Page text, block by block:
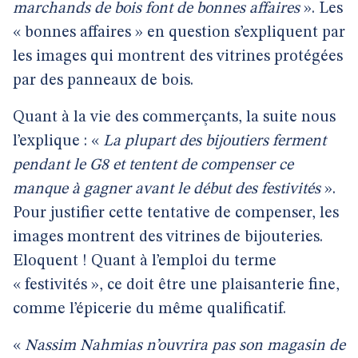
marchands de bois font de bonnes affaires». Les
« bonnes affaires » en question s’expliquent par
les images qui montrent des vitrines protégées
par des panneaux de bois.
Quant à la vie des commerçants, la suite nous
l’explique : « La plupart des bijoutiers ferment
pendant le G8 et tentent de compenser ce
manque à gagner avant le début des festivités».
Pour justifier cette tentative de compenser, les
images montrent des vitrines de bijouteries.
Eloquent ! Quant à l’emploi du terme
« festivités », ce doit être une plaisanterie fine,
comme l’épicerie du même qualificatif.
« Nassim Nahmias n’ouvrira pas son magasin de